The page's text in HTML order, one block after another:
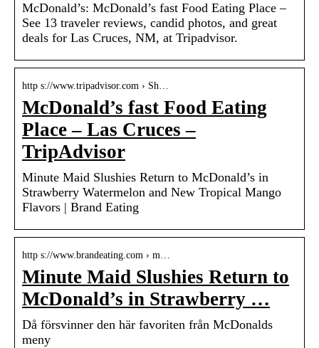
McDonald’s: McDonald’s fast Food Eating Place –
See 13 traveler reviews, candid photos, and great
deals for Las Cruces, NM, at Tripadvisor.
http s://www.tripadvisor.com › Sh…
McDonald’s fast Food Eating
Place – Las Cruces –
TripAdvisor
Minute Maid Slushies Return to McDonald’s in
Strawberry Watermelon and New Tropical Mango
Flavors | Brand Eating
http s://www.brandeating.com › m…
Minute Maid Slushies Return to
McDonald’s in Strawberry …
Då försvinner den här favoriten från McDonalds
meny